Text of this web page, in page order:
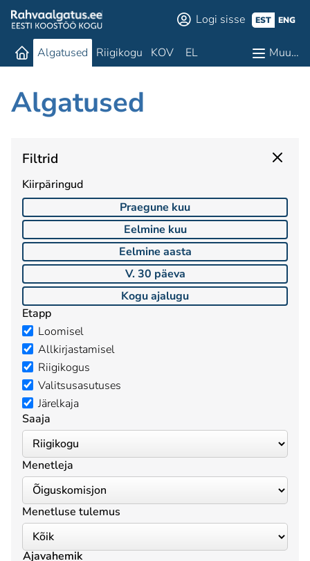
Logi sisse EST ENG
Algatused Riigikogu KOV EL Muu…
Algatused
Filtrid
Kiirpäringud
Praegune kuu
Eelmine kuu
Eelmine aasta
V. 30 päeva
Kogu ajalugu
Etapp
Loomisel
Allkirjastamisel
Riigikogus
Valitsusasutuses
Järelkaja
Saaja
Menetleja
Menetluse tulemus
Ajavahemik